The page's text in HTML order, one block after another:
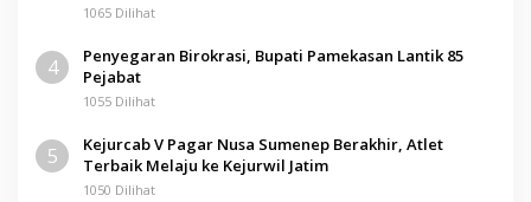
1065 Dilihat
4
Penyegaran Birokrasi, Bupati Pamekasan Lantik 85
Pejabat
1055 Dilihat
5
Kejurcab V Pagar Nusa Sumenep Berakhir, Atlet
Terbaik Melaju ke Kejurwil Jatim
1050 Dilihat